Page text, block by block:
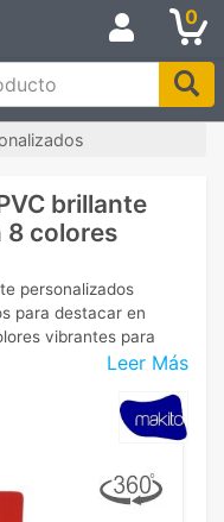
0
brillante
8 colores
Leer Más
personalizados
para destacar en
vibrantes para